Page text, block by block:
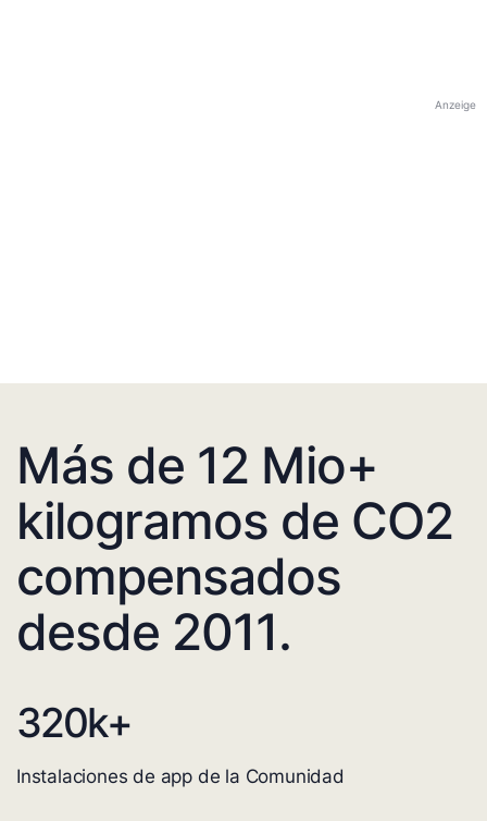
Anzeige
Más de 12 Mio+
kilogramos de CO2
compensados
desde 2011.
320k+
Instalaciones de app de la Comunidad